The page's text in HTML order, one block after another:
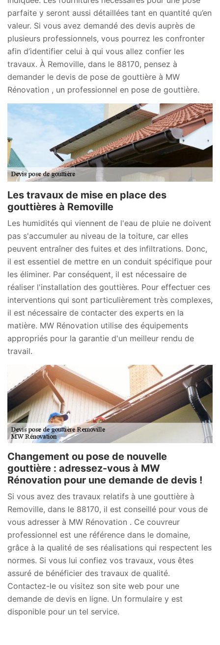
parfaite y seront aussi détaillées tant en quantité qu’en
valeur. Si vous avez demandé des devis auprès de
plusieurs professionnels, vous pourrez les confronter
afin d’identifier celui à qui vous allez confier les
travaux. À Removille, dans le 88170, pensez à
demander le devis de pose de gouttière à MW
Rénovation , un professionnel en pose de gouttière.
Les travaux de mise en place des
gouttières à Removille
Les humidités qui viennent de l'eau de pluie ne doivent
pas s'accumuler au niveau de la toiture, car elles
peuvent entraîner des fuites et des infiltrations. Donc,
il est essentiel de mettre en un conduit spécifique pour
les éliminer. Par conséquent, il est nécessaire de
réaliser l'installation des gouttières. Pour effectuer ces
interventions qui sont particulièrement très complexes,
il est nécessaire de contacter des experts en la
matière. MW Rénovation utilise des équipements
appropriés pour la garantie d'un meilleur rendu de
travail.
Changement ou pose de nouvelle
gouttière : adressez-vous à MW
Rénovation pour une demande de devis !
Si vous avez des travaux relatifs à une gouttière à
Removille, dans le 88170, il est conseillé pour vous de
vous adresser à MW Rénovation . Ce couvreur
professionnel est une référence dans le domaine,
grâce à la qualité de ses réalisations qui respectent les
normes. Si vous lui confiez vos travaux, vous êtes
assuré de bénéficier des travaux de qualité.
Contactez-le ou visitez son site web pour une
demande de devis en ligne. Un formulaire y est
disponible pour un tel service.